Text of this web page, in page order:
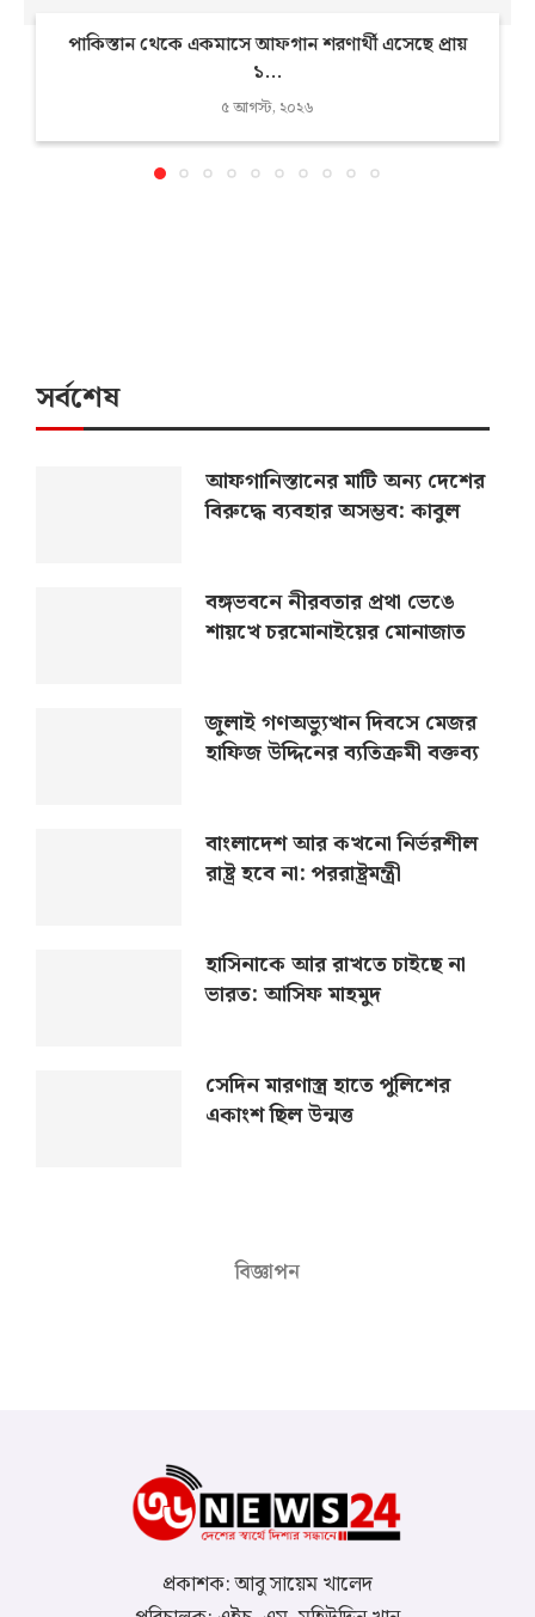
পাকিস্তান থেকে একমাসে আফগান শরণার্থী এসেছে প্রায়
১...
৫ আগস্ট, ২০২৬
সর্বশেষ
আফগানিস্তানের মাটি অন্য দেশের
বিরুদ্ধে ব্যবহার অসম্ভব: কাবুল
বঙ্গভবনে নীরবতার প্রথা ভেঙে
শায়খে চরমোনাইয়ের মোনাজাত
জুলাই গণঅভ্যুত্থান দিবসে মেজর
হাফিজ উদ্দিনের ব্যতিক্রমী বক্তব্য
বাংলাদেশ আর কখনো নির্ভরশীল
রাষ্ট্র হবে না: পররাষ্ট্রমন্ত্রী
হাসিনাকে আর রাখতে চাইছে না
ভারত: আসিফ মাহমুদ
সেদিন মারণাস্ত্র হাতে পুলিশের
একাংশ ছিল উন্মত্ত
বিজ্ঞাপন
প্রকাশক: আবু সায়েম খালেদ